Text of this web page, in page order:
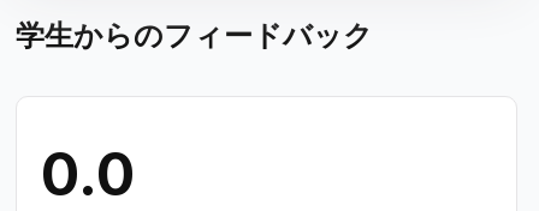
学生からのフィードバック
0.0